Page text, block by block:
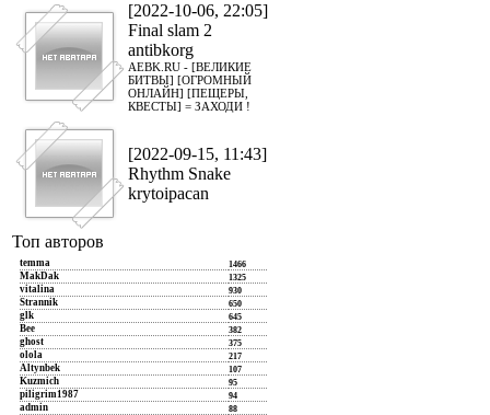
[2022-10-06, 22:05]
Final slam 2
antibkorg
AEBK.RU - [ВЕЛИКИЕ
БИТВЫ] [ОГРОМНЫЙ
ОНЛАЙН] [ПЕЩЕРЫ,
КВЕСТЫ] = ЗАХОДИ !
[2022-09-15, 11:43]
Rhythm Snake
krytoipacan
Топ авторов
temma 1466
MakDak 1325
vitalina 930
Strannik 650
glk 645
Bee 382
ghost 375
olola 217
Altynbek 107
Kuzmich 95
piligrim1987 94
admin 88